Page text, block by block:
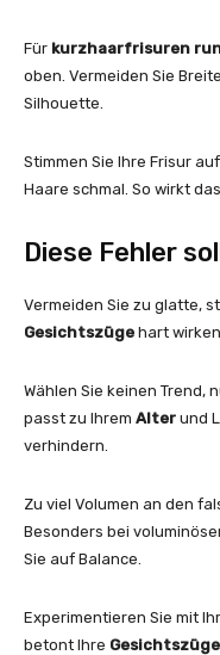
Für kurzhaarfrisuren
oben. Vermeiden Sie
Silhouette.
Stimmen Sie Ihre Frisur
Haare schmal. So wirkt
Diese Fehler
Vermeiden Sie zu glatte,
Gesichtszüge hart
Wählen Sie keinen Trend,
passt zu Ihrem Alter und
verhindern.
Zu viel Volumen an den
Besonders bei
Sie auf Balance.
Experimentieren Sie mit
betont Ihre Gesichtszüge